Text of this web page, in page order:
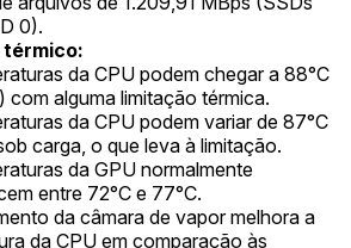
0).
térmico:
da CPU podem chegar a 88°C
com alguma limitação térmica.
da CPU podem variar de 87°C
carga, o que leva à limitação.
da GPU normalmente
entre 72°C e 77°C.
da câmara de vapor melhora a
da CPU em comparação às